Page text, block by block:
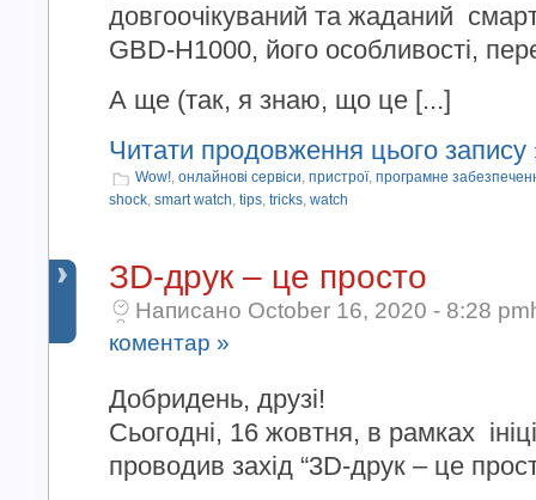
довгоочікуваний та жаданий
GBD-H1000, його особливості,
А ще (так, я знаю, що це [...]
Читати продовження цього запису
Wow!, онлайнові сервіси, пристрої, програмне
shock, smart watch, tips, tricks, watch
ЗD-друк – це просто
Написано October 16, 2020 - 8:28
коментар »
Добридень, друзі!
Сьогодні, 16 жовтня, в рамках
проводив захід “3D-друк – це